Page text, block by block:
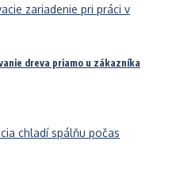
dreva priamo u zákazníka